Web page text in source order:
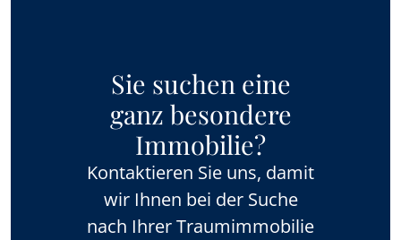
Sie suchen eine
ganz besondere
Immobilie?
Kontaktieren Sie uns, damit
wir Ihnen bei der Suche
nach Ihrer Traumimmobilie